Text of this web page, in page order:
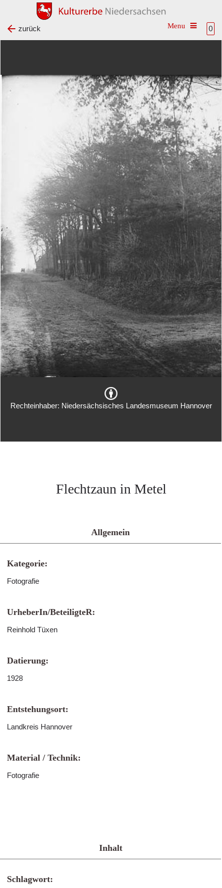
0
Toggle
zurück
Rechteinhaber: Niedersächsisches Landesmuseum Hannover
Flechtzaun in Metel
Allgemein
Kategorie:
Fotografie
UrheberIn/BeteiligteR:
Reinhold Tüxen
Datierung:
1928
Entstehungsort:
Landkreis Hannover
Material / Technik:
Fotografie
Inhalt
Schlagwort: